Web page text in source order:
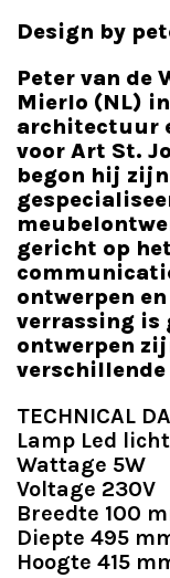
Design by
Peter van de
Mierlo (NL)
architectuur
voor Art St.
begon hij
gericht op
ontwerpen
verrassing is
ontwerpen
TECHNICAL
Lamp Led
Wattage 5W
Voltage 230V
Breedte 100
Diepte 495
Hoogte 415